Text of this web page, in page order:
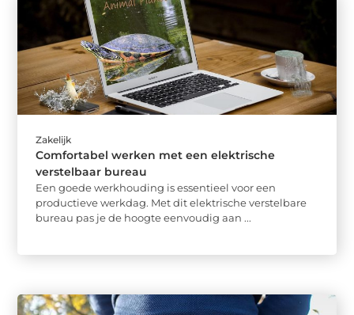
Zakelijk
Comfortabel werken met een elektrische
verstelbaar bureau
Een goede werkhouding is essentieel voor een
productieve werkdag. Met dit elektrische verstelbare
bureau pas je de hoogte eenvoudig aan ...